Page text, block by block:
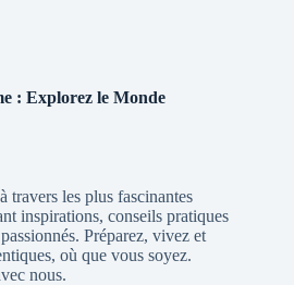
: Explorez le Monde
travers les plus fascinantes
inspirations, conseils pratiques
Préparez, vivez et
où que vous soyez.
nous.